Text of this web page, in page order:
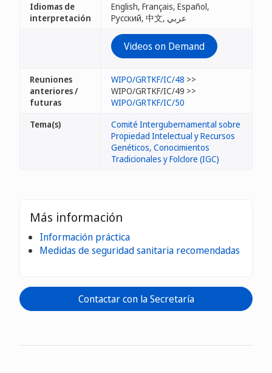
Idiomas de
interpretación
English, Français, Español,
Русский, 中文, عربي
Videos on Demand
Reuniones
anteriores /
futuras
WIPO/GRTKF/IC/48 >>
WIPO/GRTKF/IC/49 >>
WIPO/GRTKF/IC/50
Tema(s)
Comité Intergubernamental sobre
Propiedad Intelectual y Recursos
Genéticos, Conocimientos
Tradicionales y Folclore (IGC)
Más información
Información práctica
Medidas de seguridad sanitaria recomendadas
Contactar con la Secretaría